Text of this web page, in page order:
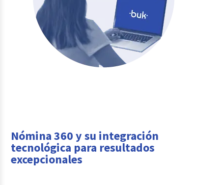
Nómina 360 y su integración
tecnológica para resultados
excepcionales